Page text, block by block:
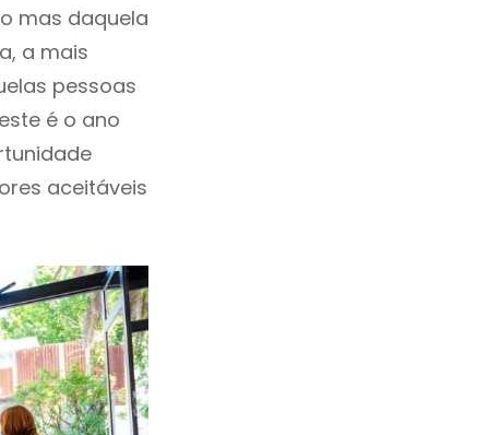
mas daquela
a mais
pessoas
é o ano
aceitáveis